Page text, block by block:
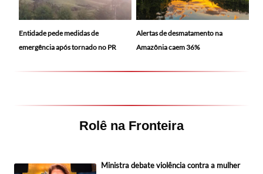
Entidade pede medidas de
emergência após tornado no PR
Alertas de desmatamento na
Amazônia caem 36%
Rolê na Fronteira
Ministra debate violência contra a mulher